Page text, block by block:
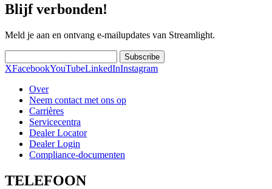
Blijf verbonden!
Meld je aan en ontvang e-mailupdates van Streamlight.
Subscribe
XFacebookYouTubeLinkedInInstagram
Over
Neem contact met ons op
Carrières
Servicecentra
Dealer Locator
Dealer Login
Compliance-documenten
TELEFOON